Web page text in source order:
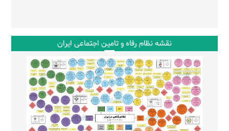
نقشه نظام رفاه و تامین اجتماعی ایران